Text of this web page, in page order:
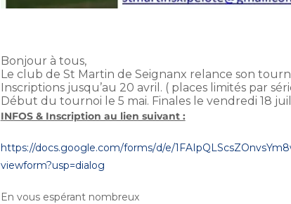
Bonjour à tous,
Le club de St Martin de Seignanx relance son
Inscriptions jusqu’au 20 avril. ( places limités par
Début du tournoi le 5 mai. Finales le vendredi 18
INFOS & Inscription au lien suivant :
https://docs.google.com/forms/d/e/
viewform?usp=dialog
En vous espérant nombreux